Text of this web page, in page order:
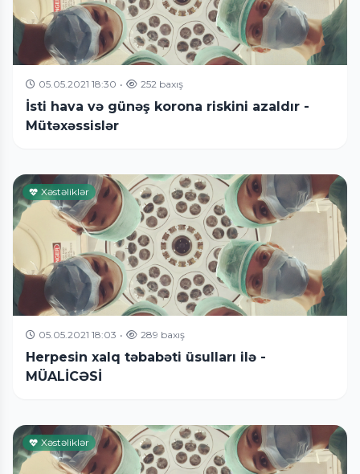
05.05.2021 18:30 • 252 baxış
İsti hava və günəş korona riskini azaldır -
Mütəxəssislər
Xəstəliklər
05.05.2021 18:03 • 289 baxış
Herpesin xalq təbabəti üsulları ilə -
MÜALİCƏSİ
Xəstəliklər